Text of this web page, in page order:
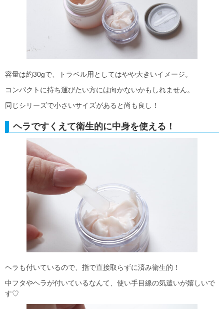
容量は約30gで、トラベル用としてはやや大きいイメージ。
コンパクトに持ち運びたい方には向かないかもしれません。
同じシリーズで小さいサイズがあると尚も良し！
ヘラですくえて衛生的に中身を使える！
ヘラも付いているので、指で直接取らずに済み衛生的！
中フタやヘラが付いているなんて、使い手目線の気遣いが嬉しいで
す♡